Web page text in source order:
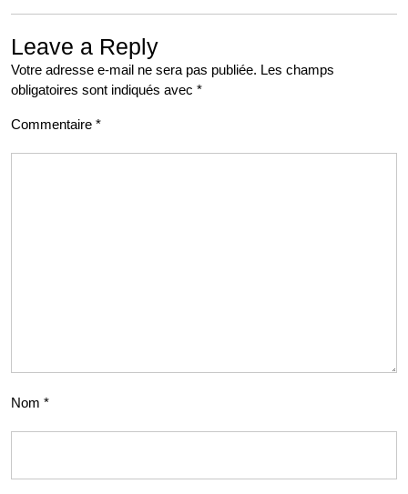
Leave a Reply
Votre adresse e-mail ne sera pas publiée. Les champs
obligatoires sont indiqués avec *
Commentaire *
Nom *